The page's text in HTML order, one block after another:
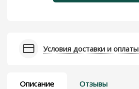
Условия доставки и оплаты
Описание Отзывы